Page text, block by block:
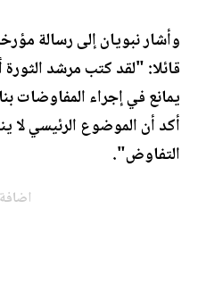
قائلا: "لقد كتب مرشد الثورة
يمانع في إجراء المفاوضات
أكد أن الموضوع الرئيسي لا
التفاوض".